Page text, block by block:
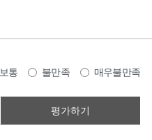
보통 불만족 매우불만족